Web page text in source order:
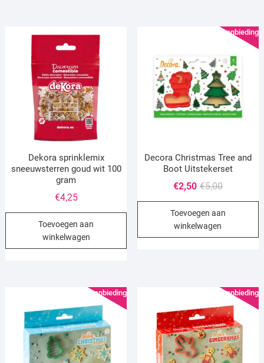
Dekora sprinklemix
sneeuwsterren goud wit 100
gram
€4,25
Toevoegen aan
winkelwagen
Aanbieding!
Decora Christmas Tree and
Boot Uitstekerset
€5,00
prijs
was:
€2,50
Huidige
prijs
is:
Toevoegen aan
winkelwagen
Aanbieding! Aanbieding!